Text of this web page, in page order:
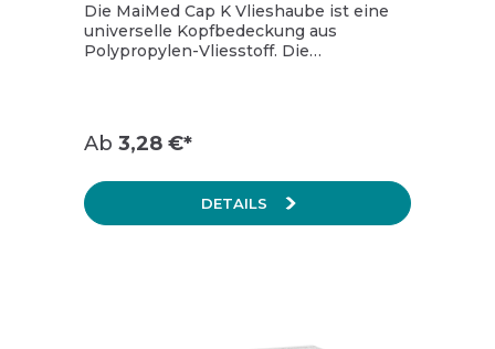
Die MaiMed Cap K Vlieshaube ist eine
universelle Kopfbedeckung aus
Polypropylen-Vliesstoff. Die
vornehmlich in der
Lebensmittelindustrie und im Catering
Karton = 10 Beutel
Ab 3,28 €*
DETAILS